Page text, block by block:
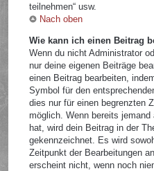
teilnehmen“ usw.
Nach oben
Wie kann ich einen Beitrag
Wenn du nicht Administrator
nur deine eigenen Beiträge
einen Beitrag bearbeiten,
Symbol für den
dies nur für einen begrenzten
möglich. Wenn bereits
hat, wird dein Beitrag in der
gekennzeichnet. Es wird
Zeitpunkt der Bearbeitungen
erscheint nicht, wenn noch